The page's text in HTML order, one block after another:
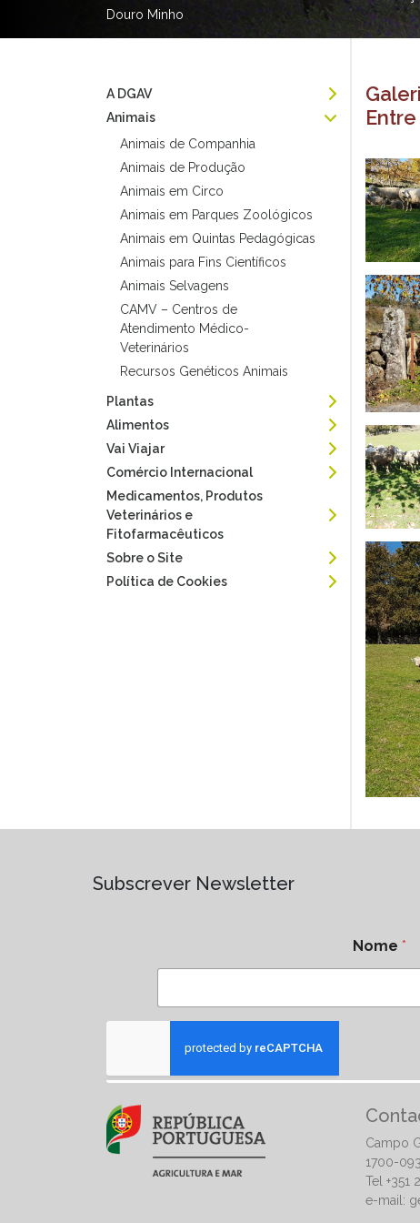
Douro Minho
A DGAV
Animais
Animais de Companhia
Animais de Produção
Animais em Circo
Animais em Parques Zoológicos
Animais em Quintas Pedagógicas
Animais para Fins Científicos
Animais Selvagens
CAMV – Centros de
Atendimento Médico-
Veterinários
Recursos Genéticos Animais
Plantas
Alimentos
Vai Viajar
Comércio Internacional
Medicamentos, Produtos
Veterinários e
Fitofarmacêuticos
Sobre o Site
Política de Cookies
Subscrever Newsletter
Nome *
Campo
1700-
Tel +351
e-mail: